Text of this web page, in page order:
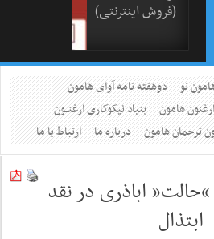
(فروش اینترنتی)
نو
دوهفته نامه آوای هامون
هامون
بنیاد نیکوکاری ارغنــون
ترجمان هامون درباره ما ارتباط با ما
هامون(۲۲): “حالت” اباذری در نقد
ابتذال